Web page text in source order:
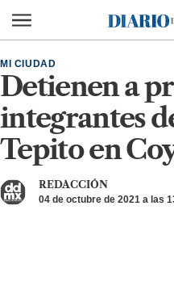
Diario de México
Detienen a
integrantes
Tepito en
MI CIUDAD
REDACCIÓN
04 de octubre de 2021 a las